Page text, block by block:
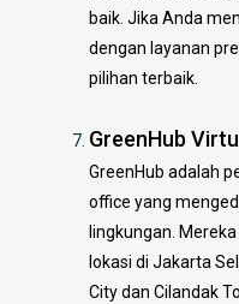
baik. Jika Anda
dengan layanan
pilihan terbaik.
GreenHub
GreenHub adalah
office yang
lingkungan.
lokasi di Jakarta
City dan Cilandak